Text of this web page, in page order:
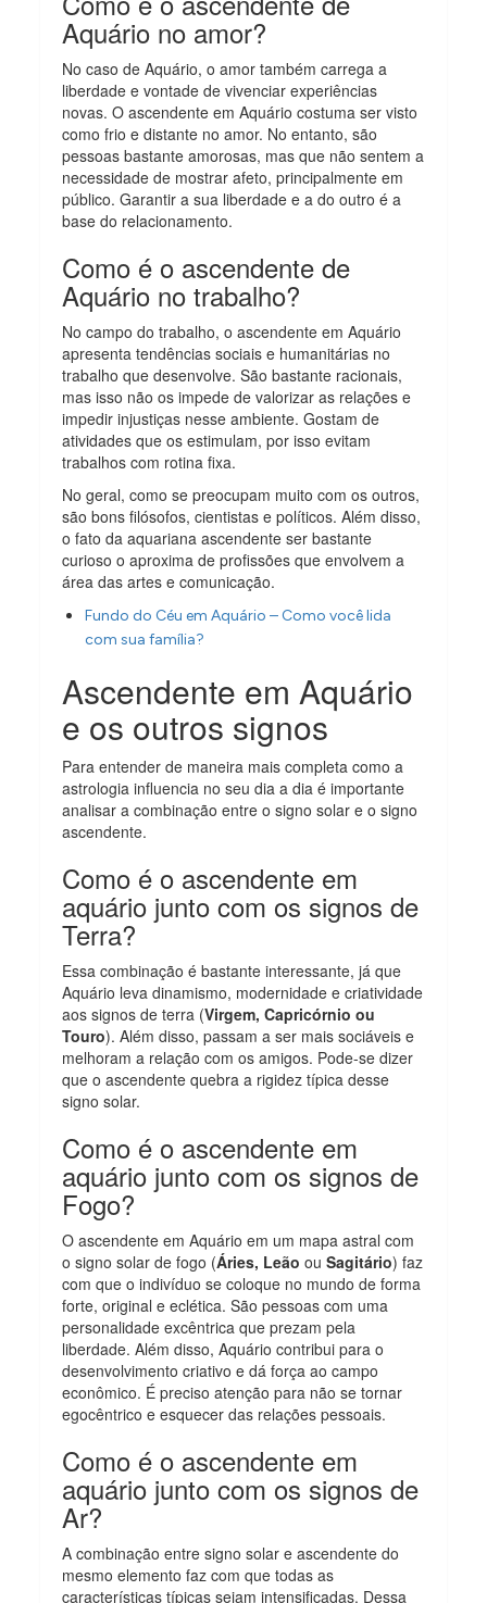
Aquário no amor?
No caso de Aquário, o amor também carrega a
liberdade e vontade de vivenciar experiências
novas. O ascendente em Aquário costuma ser visto
como frio e distante no amor. No entanto, são
pessoas bastante amorosas, mas que não sentem a
necessidade de mostrar afeto, principalmente em
público. Garantir a sua liberdade e a do outro é a
base do relacionamento.
Como é o ascendente de
Aquário no trabalho?
No campo do trabalho, o ascendente em Aquário
apresenta tendências sociais e humanitárias no
trabalho que desenvolve. São bastante racionais,
mas isso não os impede de valorizar as relações e
impedir injustiças nesse ambiente. Gostam de
atividades que os estimulam, por isso evitam
trabalhos com rotina fixa.
No geral, como se preocupam muito com os outros,
são bons filósofos, cientistas e políticos. Além disso,
o fato da aquariana ascendente ser bastante
curioso o aproxima de profissões que envolvem a
área das artes e comunicação.
Fundo do Céu em Aquário – Como você lida
com sua família?
Ascendente em Aquário
e os outros signos
Para entender de maneira mais completa como a
astrologia influencia no seu dia a dia é importante
analisar a combinação entre o signo solar e o signo
ascendente.
Como é o ascendente em
aquário junto com os signos de
Terra?
Essa combinação é bastante interessante, já que
Aquário leva dinamismo, modernidade e criatividade
aos signos de terra (Virgem, Capricórnio ou
Touro). Além disso, passam a ser mais sociáveis e
melhoram a relação com os amigos. Pode-se dizer
que o ascendente quebra a rigidez típica desse
signo solar.
Como é o ascendente em
aquário junto com os signos de
Fogo?
O ascendente em Aquário em um mapa astral com
o signo solar de fogo (Áries, Leãoou Sagitário) faz
com que o indivíduo se coloque no mundo de forma
forte, original e eclética. São pessoas com uma
personalidade excêntrica que prezam pela
liberdade. Além disso, Aquário contribui para o
desenvolvimento criativo e dá força ao campo
econômico. É preciso atenção para não se tornar
egocêntrico e esquecer das relações pessoais.
Como é o ascendente em
aquário junto com os signos de
Ar?
A combinação entre signo solar e ascendente do
mesmo elemento faz com que todas as
características típicas sejam intensificadas. Dessa